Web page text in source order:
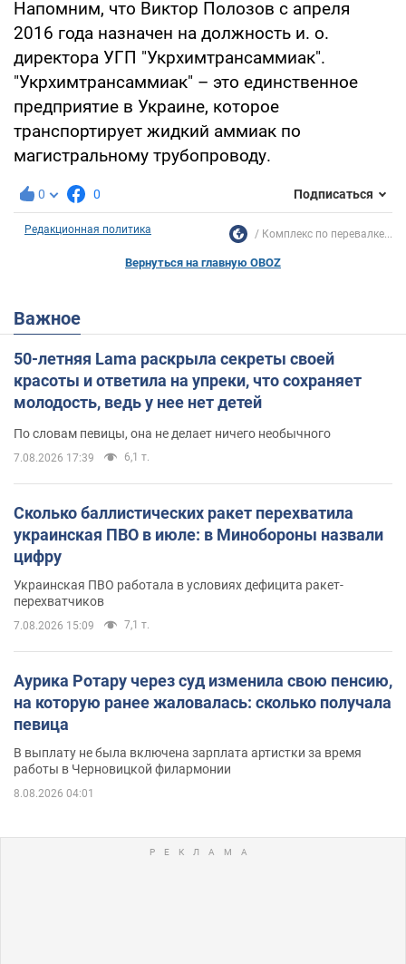
Напомним, что Виктор Полозов с апреля
2016 года назначен на должность и. о.
директора УГП "Укрхимтрансаммиак".
"Укрхимтрансаммиак" – это единственное
предприятие в Украине, которое
транспортирует жидкий аммиак по
магистральному трубопроводу.
0 0 Подписаться
Редакционная политика Комплекс по перевалке...
Вернуться на главную OBOZ
Важное
50-летняя Lama раскрыла секреты своей
красоты и ответила на упреки, что сохраняет
молодость, ведь у нее нет детей
По словам певицы, она не делает ничего необычного
7.08.2026 17:39 6,1 т.
Сколько баллистических ракет перехватила
украинская ПВО в июле: в Минобороны назвали
цифру
Украинская ПВО работала в условиях дефицита ракет-
перехватчиков
7.08.2026 15:09 7,1 т.
Аурика Ротару через суд изменила свою пенсию,
на которую ранее жаловалась: сколько получала
певица
В выплату не была включена зарплата артистки за время
работы в Черновицкой филармонии
8.08.2026 04:01